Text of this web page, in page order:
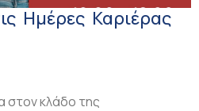
Ημέρες Καριέρας
στον κλάδο της